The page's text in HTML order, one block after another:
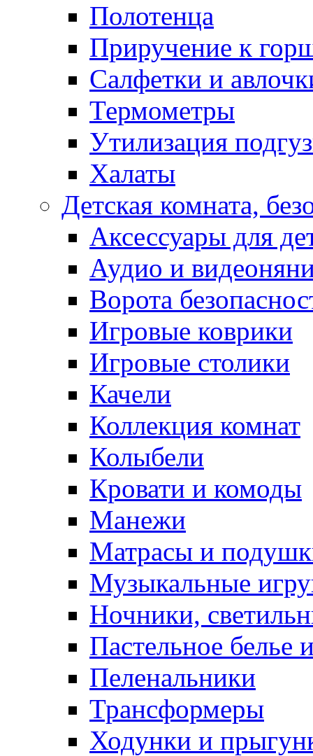
Полотенца
Приручение к
Салфетки и
Термометры
Утилизация
Халаты
Детская комната,
Аксессуары для
Аудио и
Ворота
Игровые коврики
Игровые столики
Качели
Коллекция комнат
Колыбели
Кровати и комоды
Манежи
Матрасы и
Музыкальные
Ночники,
Пастельное белье
Пеленальники
Трансформеры
Ходунки и